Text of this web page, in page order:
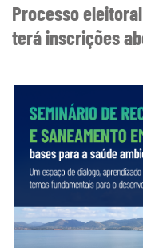
Processo
terá inscrições